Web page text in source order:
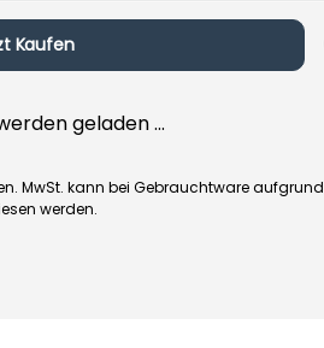
Kaufen
geladen ...
MwSt. kann bei Gebrauchtware aufgrund
werden.